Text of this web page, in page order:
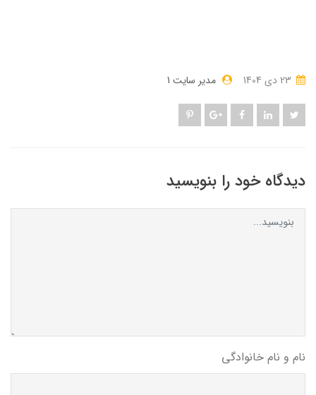
مدیر سایت 1
دیدگاه خود را بنویسید
نام و نام خانوادگی